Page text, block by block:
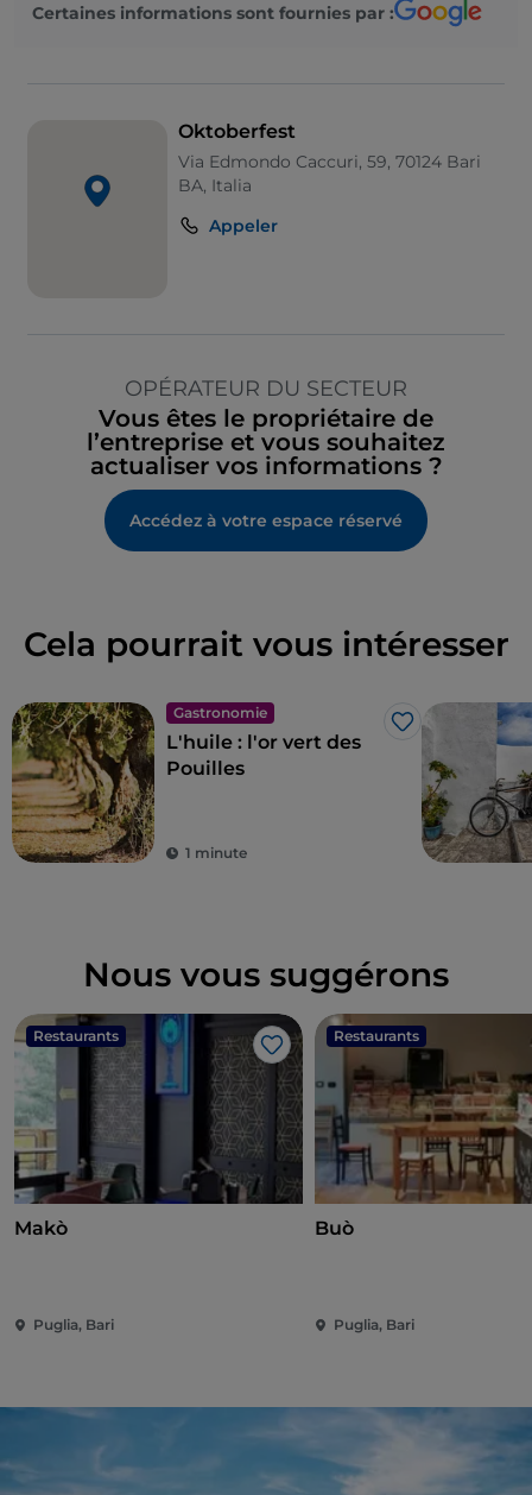
Certaines informations sont fournies par :
Oktoberfest
Via Edmondo Caccuri, 59, 70124 Bari
BA, Italia
Appeler
OPÉRATEUR DU SECTEUR
Vous êtes le propriétaire de
l’entreprise et vous souhaitez
actualiser vos informations ?
Accédez à votre espace réservé
Cela pourrait vous intéresser
Gastronomie
J’aime
L'huile : l'or vert des
Pouilles
1 minute
Nous vous suggérons
Restaurants
J’aime
Makò
Puglia, Bari
Restaurants
Buò
Puglia, Bari